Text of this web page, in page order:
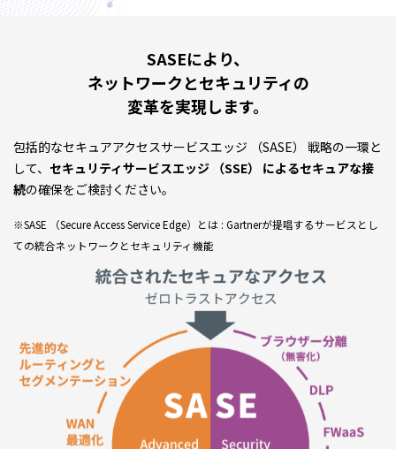
SASEにより、
ネットワークとセキュリティの
変⾰を実現します。
包括的なセキュアアクセスサービスエッジ （SASE） 戦略の一環と
して、 セキュリティサービスエッジ （SSE） によるセキュアな接
続の確保をご検討ください。
※SASE （Secure Access Service Edge）とは : Gartnerが提唱するサービスとし
ての統合ネットワークとセキュリティ機能